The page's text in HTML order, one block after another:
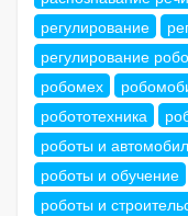
регулирование
регулирование
робомех
робототехника
роботы и
роботы и обучение
роботы и